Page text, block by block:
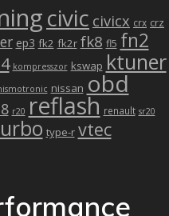
civic civicx crx crz
ep3 fk2 fk2r fk8 fl5 fn2
kompresszor kswap ktuner
nissan obd
r20 reflash renault sr20
type-r vtec